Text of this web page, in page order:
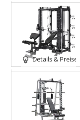
Details & Preise